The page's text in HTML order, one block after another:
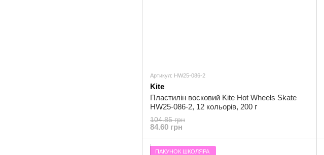
Артикул: HW25-086-2
Kite
Пластилін восковий Kite Hot Wheels Skate
HW25-086-2, 12 кольорів, 200 г
104.85 грн
84.60 грн
ПАКУНОК ШКОЛЯРА